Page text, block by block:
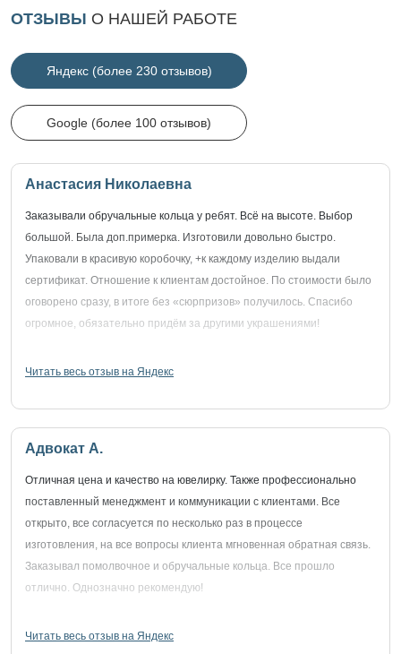
ОТЗЫВЫ О НАШЕЙ РАБОТЕ
Яндекс (более 230 отзывов)
Google (более 100 отзывов)
Анастасия Николаевна
Заказывали обручальные кольца у ребят. Всё на высоте. Выбор
большой. Была доп.примерка. Изготовили довольно быстро.
Упаковали в красивую коробочку, +к каждому изделию выдали
сертификат. Отношение к клиентам достойное. По стоимости было
оговорено сразу, в итоге без «сюрпризов» получилось. Спасибо
огромное, обязательно придём за другими украшениями!
Читать весь отзыв на Яндекс
Адвокат А.
Отличная цена и качество на ювелирку. Также профессионально
поставленный менеджмент и коммуникации с клиентами. Все
открыто, все согласуется по несколько раз в процессе
изготовления, на все вопросы клиента мгновенная обратная связь.
Заказывал помолвочное и обручальные кольца. Все прошло
отлично. Однозначно рекомендую!
Читать весь отзыв на Яндекс